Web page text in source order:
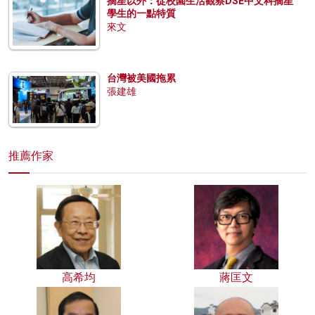
學生的一點特質
來文
台灣被美國拖累
張建雄
推薦作家
高希均 蔣匡文